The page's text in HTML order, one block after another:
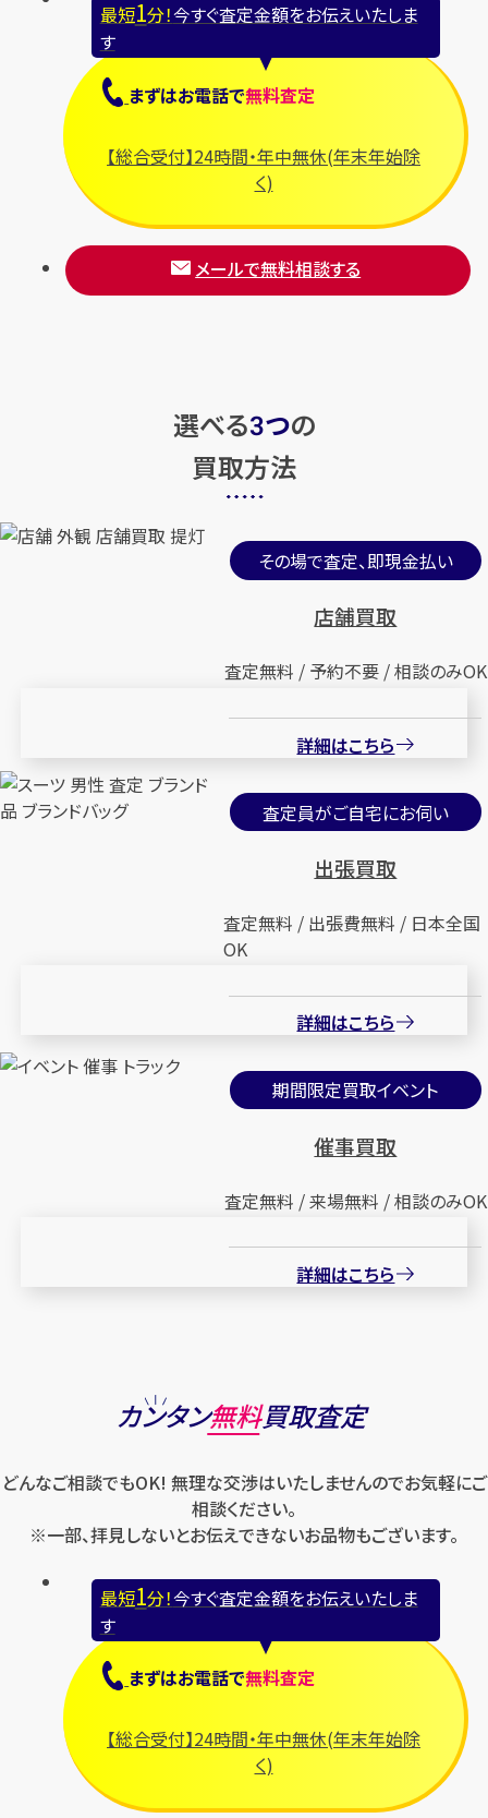
最短1分！今すぐ査定金額をお伝えいたしま
す
まずはお電話で無料査定
【総合受付】24時間・年中無休(年末年始除
く)
メールで無料相談する
選べる3つの
買取方法
その場で査定、即現金払い
店舗買取
査定無料 / 予約不要 / 相談のみOK
詳細はこちら
査定員がご自宅にお伺い
出張買取
査定無料 / 出張費無料 / 日本全国
OK
詳細はこちら
期間限定買取イベント
催事買取
査定無料 / 来場無料 / 相談のみOK
詳細はこちら
カンタン無料買取査定
どんなご相談でもOK! 無理な交渉はいたしませんのでお気軽にご
相談ください。
※一部、拝見しないとお伝えできないお品物もございます。
最短1分！今すぐ査定金額をお伝えいたしま
す
まずはお電話で無料査定
【総合受付】24時間・年中無休(年末年始除
く)